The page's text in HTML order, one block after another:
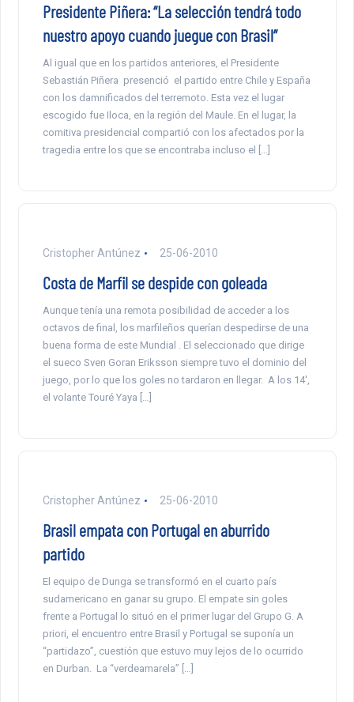
Presidente Piñera: “La selección tendrá todo
nuestro apoyo cuando juegue con Brasil”
Al igual que en los partidos anteriores, el Presidente
Sebastián Piñera presenció el partido entre Chile y España
con los damnificados del terremoto. Esta vez el lugar
escogido fue Iloca, en la región del Maule. En el lugar, la
comitiva presidencial compartió con los afectados por la
tragedia entre los que se encontraba incluso el […]
Cristopher Antúnez 25-06-2010
Costa de Marfil se despide con goleada
Aunque tenía una remota posibilidad de acceder a los
octavos de final, los marfileños querían despedirse de una
buena forma de este Mundial . El seleccionado que dirige
el sueco Sven Goran Eriksson siempre tuvo el dominio del
juego, por lo que los goles no tardaron en llegar. A los 14′,
el volante Touré Yaya […]
Cristopher Antúnez 25-06-2010
Brasil empata con Portugal en aburrido
partido
El equipo de Dunga se transformó en el cuarto país
sudamericano en ganar su grupo. El empate sin goles
frente a Portugal lo situó en el primer lugar del Grupo G. A
priori, el encuentro entre Brasil y Portugal se suponía un
“partidazo”, cuestión que estuvo muy lejos de lo ocurrido
en Durban. La “verdeamarela” […]